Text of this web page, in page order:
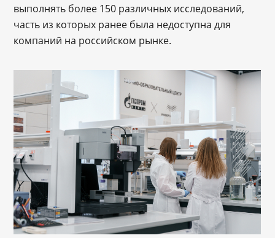
выполнять более 150 различных исследований,
часть из которых ранее была недоступна для
компаний на российском рынке.